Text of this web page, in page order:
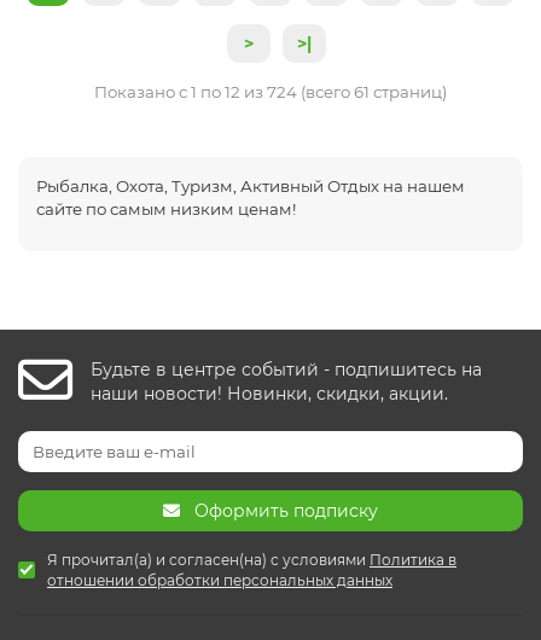
> >|
Показано с 1 по 12 из 724 (всего 61 страниц)
Рыбалка, Охота, Туризм, Активный Отдых на нашем
сайте по самым низким ценам!
Будьте в центре событий - подпишитесь на
наши новости! Новинки, скидки, акции.
Оформить подписку
Я прочитал(а) и согласен(на) с условиями Политика в
отношении обработки персональных данных